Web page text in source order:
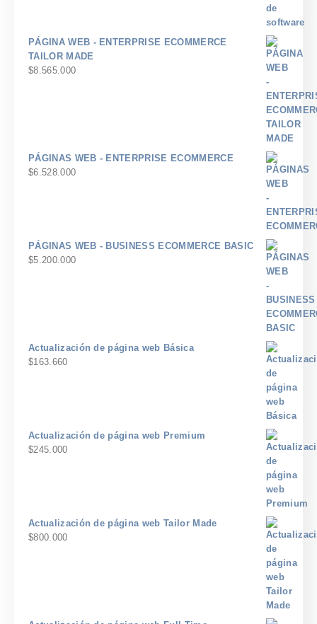
PÁGINA WEB - ENTERPRISE ECOMMERCE
TAILOR MADE
$8.565.000
PÁGINAS WEB - ENTERPRISE ECOMMERCE
$6.528.000
PÁGINAS WEB - BUSINESS ECOMMERCE BASIC
$5.200.000
Actualización de página web Básica
$163.660
Actualización de página web Premium
$245.000
Actualización de página web Tailor Made
$800.000